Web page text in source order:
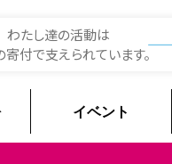
わたし達の活動は
寄付で支えられています。
イベント